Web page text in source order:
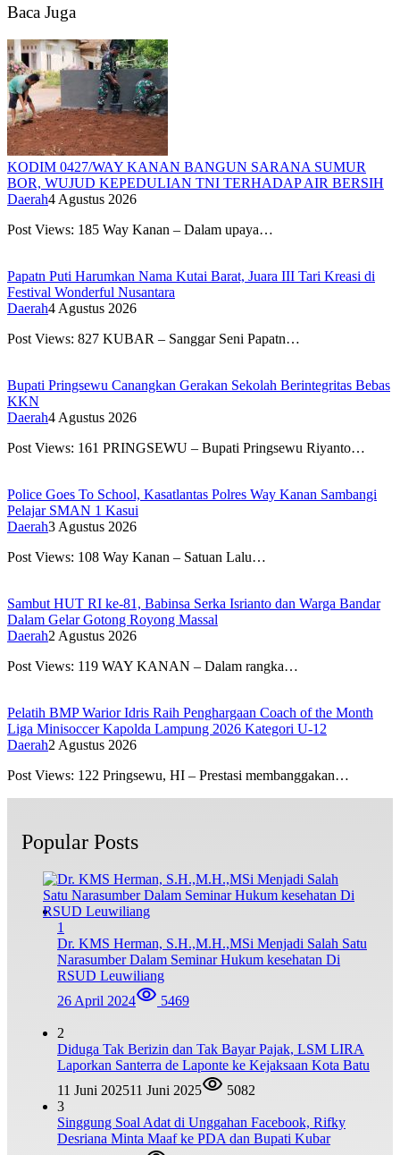
Baca Juga
KODIM 0427/WAY KANAN BANGUN SARANA SUMUR
BOR, WUJUD KEPEDULIAN TNI TERHADAP AIR BERSIH
Daerah4 Agustus 2026
Post Views: 185 Way Kanan – Dalam upaya…
Papatn Puti Harumkan Nama Kutai Barat, Juara III Tari Kreasi di
Festival Wonderful Nusantara
Daerah4 Agustus 2026
Post Views: 827 KUBAR – Sanggar Seni Papatn…
Bupati Pringsewu Canangkan Gerakan Sekolah Berintegritas Bebas
KKN
Daerah4 Agustus 2026
Post Views: 161 PRINGSEWU – Bupati Pringsewu Riyanto…
Police Goes To School, Kasatlantas Polres Way Kanan Sambangi
Pelajar SMAN 1 Kasui
Daerah3 Agustus 2026
Post Views: 108 Way Kanan – Satuan Lalu…
Sambut HUT RI ke-81, Babinsa Serka Isrianto dan Warga Bandar
Dalam Gelar Gotong Royong Massal
Daerah2 Agustus 2026
Post Views: 119 WAY KANAN – Dalam rangka…
Pelatih BMP Warior Idris Raih Penghargaan Coach of the Month
Liga Minisoccer Kapolda Lampung 2026 Kategori U-12
Daerah2 Agustus 2026
Post Views: 122 Pringsewu, HI – Prestasi membanggakan…
Popular Posts
1
Dr. KMS Herman, S.H.,M.H.,MSi Menjadi Salah Satu
Narasumber Dalam Seminar Hukum kesehatan Di
RSUD Leuwiliang
26 April 2024
5469
2
Diduga Tak Berizin dan Tak Bayar Pajak, LSM LIRA
Laporkan Santerra de Laponte ke Kejaksaan Kota Batu
11 Juni 202511 Juni 2025
5082
3
Singgung Soal Adat di Unggahan Facebook, Rifky
Desriana Minta Maaf ke PDA dan Bupati Kubar